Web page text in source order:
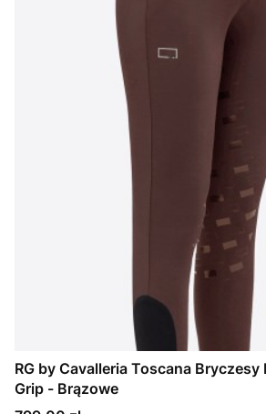
RG by Cavalleria Toscana Bryczesy
Grip - Brązowe